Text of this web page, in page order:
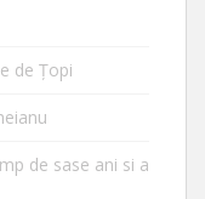
de Țopi
de sase ani si a